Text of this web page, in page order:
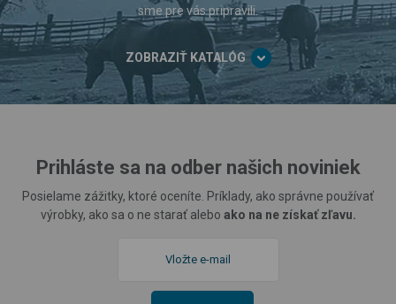
sme pre vás pripravili.
ZOBRAZIŤ KATALÓG
Prihláste sa na odber našich noviniek
Posielame zážitky, ktoré oceníte. Príklady, ako správne používať
výrobky, ako sa o ne starať alebo ako na ne získať zľavu.